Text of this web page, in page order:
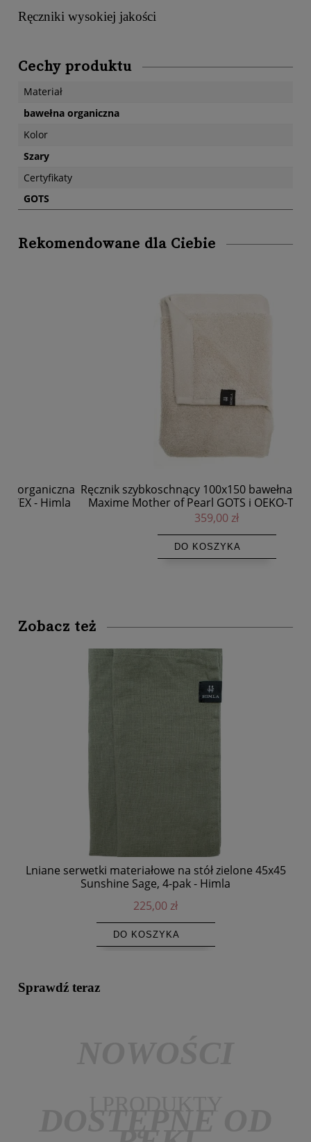
Ręczniki wysokiej jakości
Cechy produktu
Materiał
bawełna organiczna
Kolor
Szary
Certyfikaty
GOTS
Rekomendowane dla Ciebie
Ręcznik szybkoschnący 100x150 bawełna organiczna
Maxime Mother of Pearl GOTS i OEKO-TEX - Himla
DO KOSZYKA
Zobacz też
Lniane serwetki materiałowe na stół zielone 45x45
Sunshine Sage, 4-pak - Himla
225,00 zł
DO KOSZYKA
Sprawdź teraz